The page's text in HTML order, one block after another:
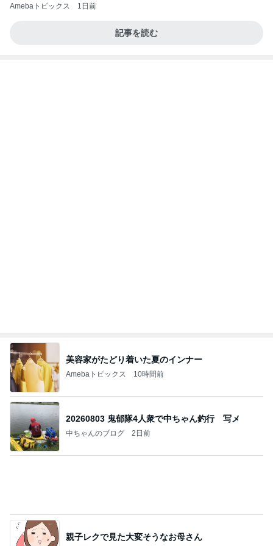
Amebaトピックス 1日前
記事を読む
美容家がたどり着いた夏のインナー
Amebaトピックス 10時間前
20260803 鬼郁隊4人衆で中ちゃん釣行 写メ
中ちゃんのブログ 2日前
親子レクで見た大変そうなお母さん